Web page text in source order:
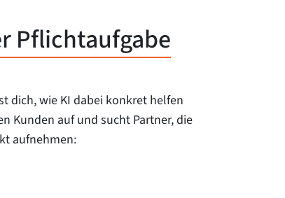
Pflichtaufgabe
dich, wie KI dabei konkret helfen
Kunden auf und sucht Partner, die
aufnehmen: